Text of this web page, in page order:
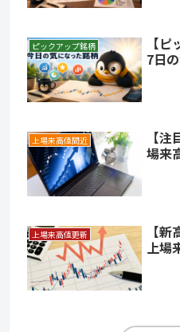
ピックアップ銘柄
【
7日
上場来高値間近
【
場来
上場来高値更新
【
上場